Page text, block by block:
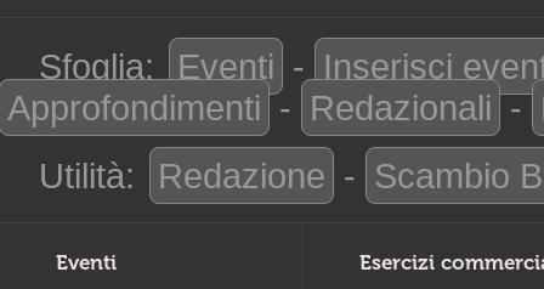
Sfoglia: Eventi - Inserisci
Approfondimenti - Redazionali -
Utilità:
Redazione - Scambio
Eventi Esercizi